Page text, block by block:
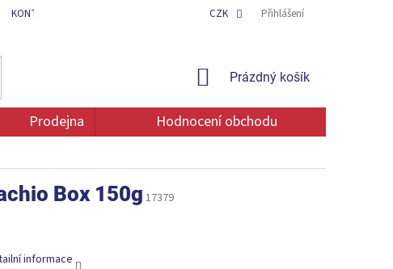
KONTAKT OCHRANA OSOBNÍCH ÚDAJŮCZK Přihlášení
NÁKUPNÍ
Prázdný košík
Prodejna Hodnocení obchodu
Box 150g 17379
informace